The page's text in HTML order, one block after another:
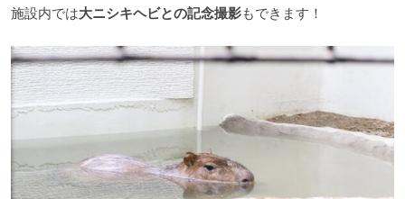
施設内では大ニシキヘビとの記念撮影もできます！